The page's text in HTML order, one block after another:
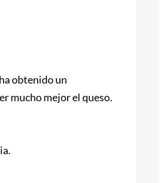
obtenido un
mucho mejor el queso.